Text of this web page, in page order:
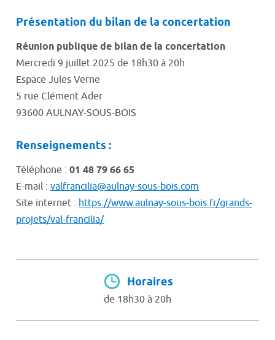
Présentation du bilan de la concertation
Réunion publique de bilan de la concertation
Mercredi 9 juillet 2025 de 18h30 à 20h
Espace Jules Verne
5 rue Clément Ader
93600 AULNAY-SOUS-BOIS
Renseignements :
Téléphone : 01 48 79 66 65
E-mail : valfrancilia@aulnay-sous-bois.com
Site internet : https://www.aulnay-sous-bois.fr/grands-
projets/val-francilia/
Horaires
de 18h30 à 20h